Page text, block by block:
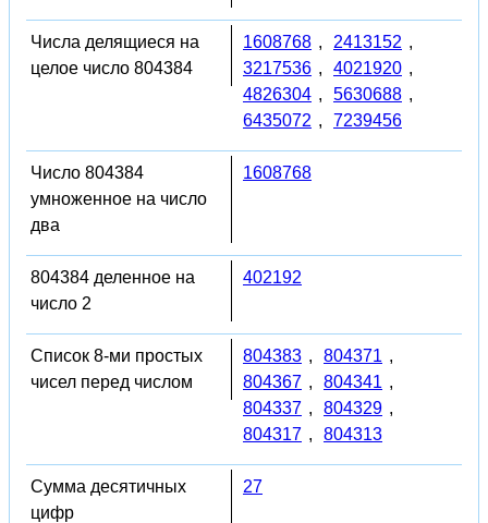
Числа делящиеся на
целое число 804384
1608768 , 2413152 ,
3217536 , 4021920 ,
4826304 , 5630688 ,
6435072 , 7239456
Число 804384
умноженное на число
два
1608768
804384 деленное на
число 2
402192
Список 8-ми простых
чисел перед числом
804383 , 804371 ,
804367 , 804341 ,
804337 , 804329 ,
804317 , 804313
Сумма десятичных
цифр
27